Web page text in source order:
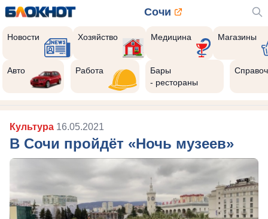
Сочи
Новости Хозяйство Медицина Магазины
Авто Работа
Бары
- рестораны
Культура 16.05.2021
В Сочи пройдёт «Ночь музеев»